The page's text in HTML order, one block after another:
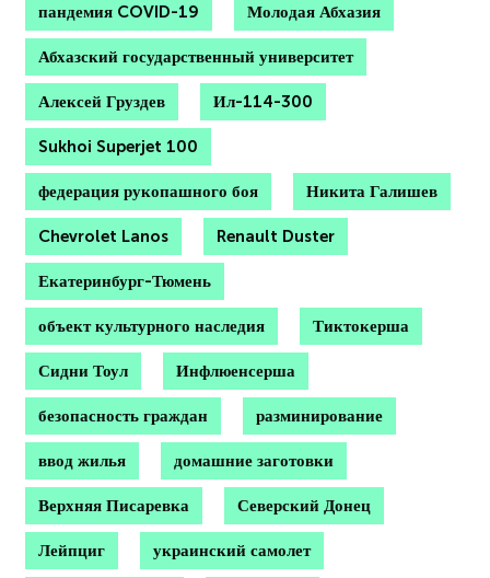
пандемия COVID-19 Молодая Абхазия
Абхазский государственный университет
Алексей Груздев Ил-114-300
Sukhoi Superjet 100
федерация рукопашного боя Никита Галишев
Chevrolet Lanos Renault Duster
Екатеринбург-Тюмень
объект культурного наследия Тиктокерша
Сидни Тоул Инфлюенсерша
безопасность граждан разминирование
ввод жилья домашние заготовки
Верхняя Писаревка Северский Донец
Лейпциг украинский самолет